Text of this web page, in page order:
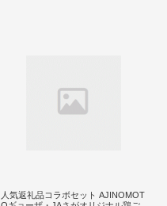
人気返礼品コラボセット AJINOMOT